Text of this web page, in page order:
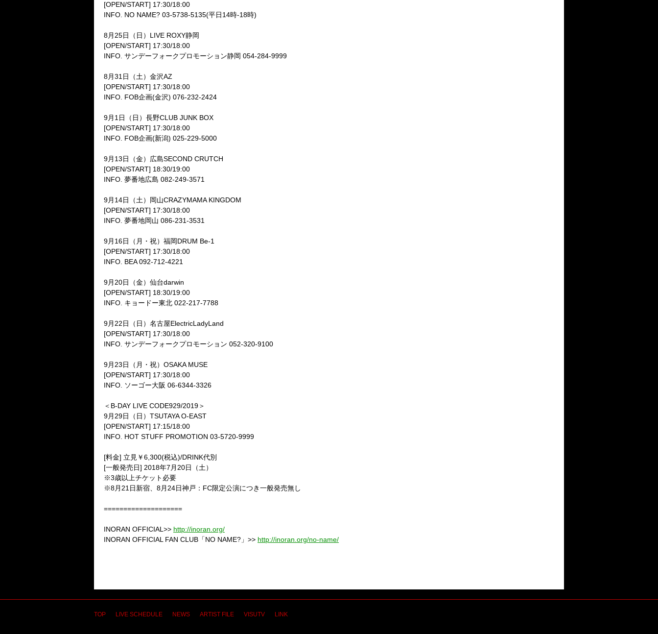
[OPEN/START] 17:30/18:00
INFO. NO NAME? 03-5738-5135(平日14時-18時)
8月25日（日）LIVE ROXY静岡
[OPEN/START] 17:30/18:00
INFO. サンデーフォークプロモーション静岡 054-284-9999
8月31日（土）金沢AZ
[OPEN/START] 17:30/18:00
INFO. FOB企画(金沢) 076-232-2424
9月1日（日）長野CLUB JUNK BOX
[OPEN/START] 17:30/18:00
INFO. FOB企画(新潟) 025-229-5000
9月13日（金）広島SECOND CRUTCH
[OPEN/START] 18:30/19:00
INFO. 夢番地広島 082-249-3571
9月14日（土）岡山CRAZYMAMA KINGDOM
[OPEN/START] 17:30/18:00
INFO. 夢番地岡山 086-231-3531
9月16日（月・祝）福岡DRUM Be-1
[OPEN/START] 17:30/18:00
INFO. BEA 092-712-4221
9月20日（金）仙台darwin
[OPEN/START] 18:30/19:00
INFO. キョードー東北 022-217-7788
9月22日（日）名古屋ElectricLadyLand
[OPEN/START] 17:30/18:00
INFO. サンデーフォークプロモーション 052-320-9100
9月23日（月・祝）OSAKA MUSE
[OPEN/START] 17:30/18:00
INFO. ソーゴー大阪 06-6344-3326
＜B-DAY LIVE CODE929/2019＞
9月29日（日）TSUTAYA O-EAST
[OPEN/START] 17:15/18:00
INFO. HOT STUFF PROMOTION 03-5720-9999
[料金] 立見￥6,300(税込)/DRINK代別
[一般発売日] 2018年7月20日（土）
※3歳以上チケット必要
※8月21日新宿、8月24日神戸：FC限定公演につき一般発売無し
====================
INORAN OFFICIAL>> http://inoran.org/
INORAN OFFICIAL FAN CLUB「NO NAME?」>> http://inoran.org/no-name/
TOP LIVE SCHEDULE NEWS ARTIST FILE VISUTV LINK